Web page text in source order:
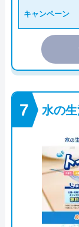
キャンペーン
水の